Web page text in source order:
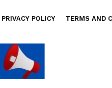
PRIVACY POLICY TERMS AND